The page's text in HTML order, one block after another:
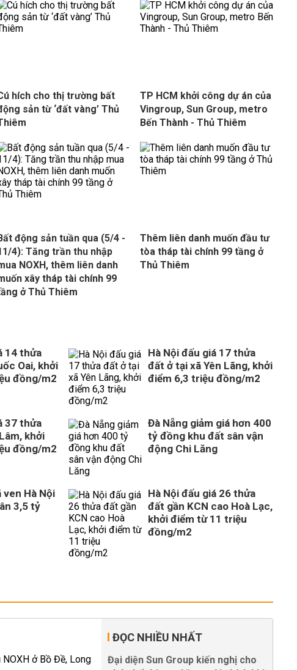
hích cho thị trường bất
sản từ ‘đất vàng’ Thủ
TP HCM khởi công dự án của
Vingroup, Sun Group, metro
Bến Thành - Thủ Thiêm
động sản tuần qua (5/4 -
4): Tăng trần thu nhập
NOXH, thêm liên danh
xây tháp tài chính 99
ở Thủ Thiêm
Thêm liên danh muốn đầu tư
tòa tháp tài chính 99 tầng ở
Thủ Thiêm
14 thửa
Oai, khởi
đồng/m2
Hà Nội đấu giá 17 thửa
đất ở tại xã Yên Lãng, khởi
điểm 6,3 triệu đồng/m2
37 thửa
khởi
đồng/m2
Đà Nẵng giảm giá hơn 400
tỷ đồng khu đất sân vận
động Chi Lăng
Hà Nội
3,5 tỷ
Hà Nội đấu giá 26 thửa
đất gần KCN cao Hoà Lạc,
khởi điểm từ 11 triệu
đồng/m2
ĐỌC NHIỀU NHẤT
Đại diện Sun Group kiến nghị cho